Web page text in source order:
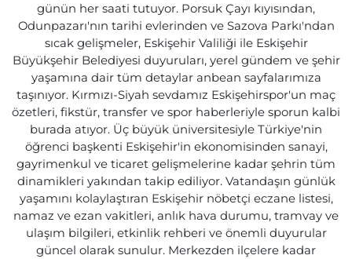
günün her saati tutuyor. Porsuk Çayı kıyısından,
Odunpazarı'nın tarihi evlerinden ve Sazova Parkı'ndan
sıcak gelişmeler, Eskişehir Valiliği ile Eskişehir
Büyükşehir Belediyesi duyuruları, yerel gündem ve şehir
yaşamına dair tüm detaylar anbean sayfalarımıza
taşınıyor. Kırmızı-Siyah sevdamız Eskişehirspor'un maç
özetleri, fikstür, transfer ve spor haberleriyle sporun kalbi
burada atıyor. Üç büyük üniversitesiyle Türkiye'nin
öğrenci başkenti Eskişehir'in ekonomisinden sanayi,
gayrimenkul ve ticaret gelişmelerine kadar şehrin tüm
dinamikleri yakından takip ediliyor. Vatandaşın günlük
yaşamını kolaylaştıran Eskişehir nöbetçi eczane listesi,
namaz ve ezan vakitleri, anlık hava durumu, tramvay ve
ulaşım bilgileri, etkinlik rehberi ve önemli duyurular
güncel olarak sunulur. Merkezden ilçelere kadar